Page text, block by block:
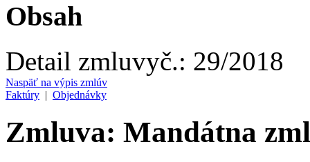
Obsah
Detail zmluvyč.: 29/2018
Naspäť na výpis zmlúv
Faktúry | Objednávky
Zmluva: Mandátna